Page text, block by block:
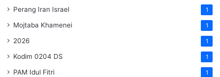
Perang Iran Israel 1
Mojtaba Khamenei 1
2026 1
Kodim 0204 DS 1
PAM Idul Fitri 1